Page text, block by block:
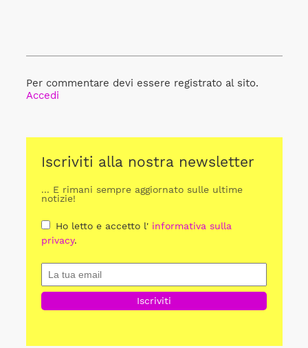
Per commentare devi essere registrato al sito.
Accedi
Iscriviti alla nostra newsletter
... E rimani sempre aggiornato sulle ultime
notizie!
Ho letto e accetto l' informativa sulla
privacy.